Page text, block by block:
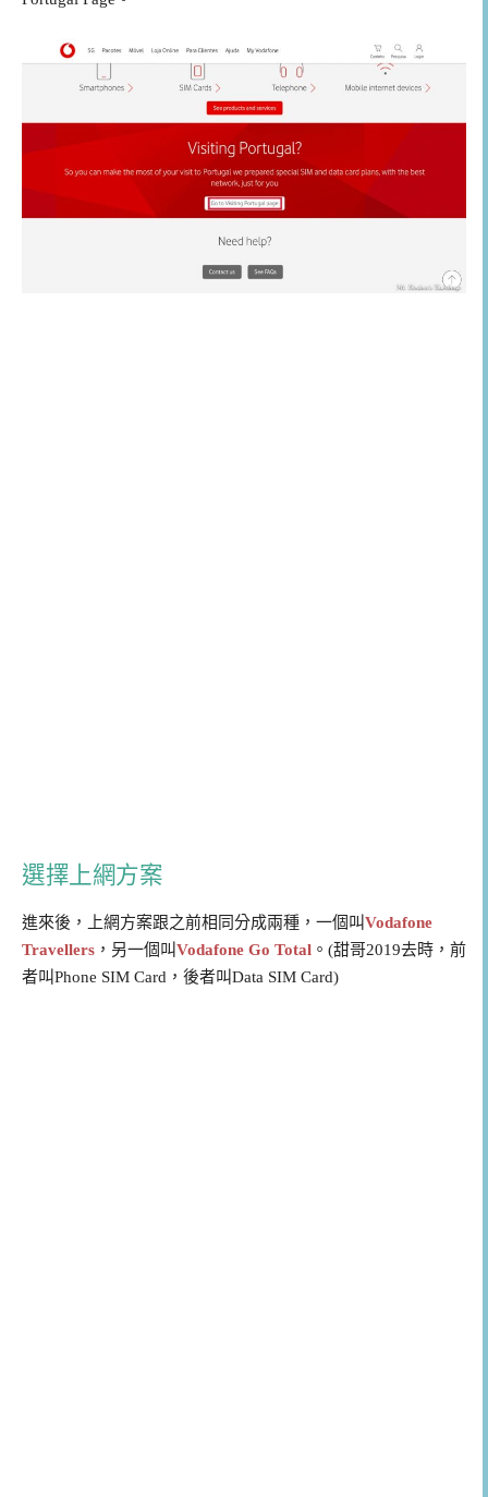
選擇上網方案
進來後，上網方案跟之前相同分成兩種，一個叫Vodafone
Travellers ，另一個叫Vodafone Go Total 。(甜哥2019去時，前
者叫Phone SIM Card，後者叫Data SIM Card)